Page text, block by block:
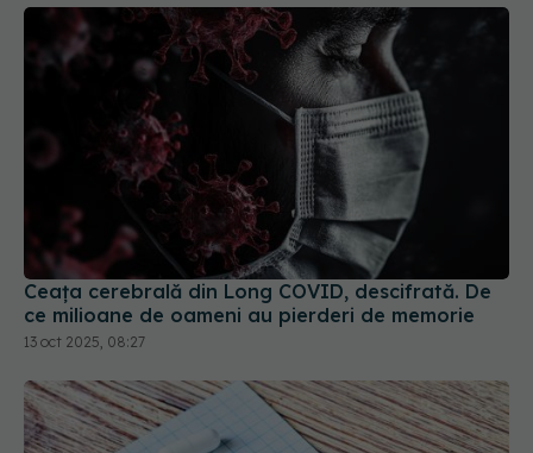
Ceața cerebrală din Long COVID, descifrată. De
ce milioane de oameni au pierderi de memorie
13 oct 2025, 08:27